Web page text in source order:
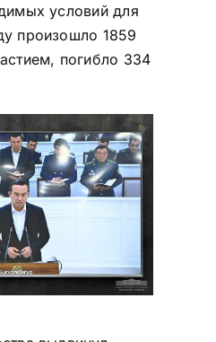
условий для
произошло 1859
погибло 334